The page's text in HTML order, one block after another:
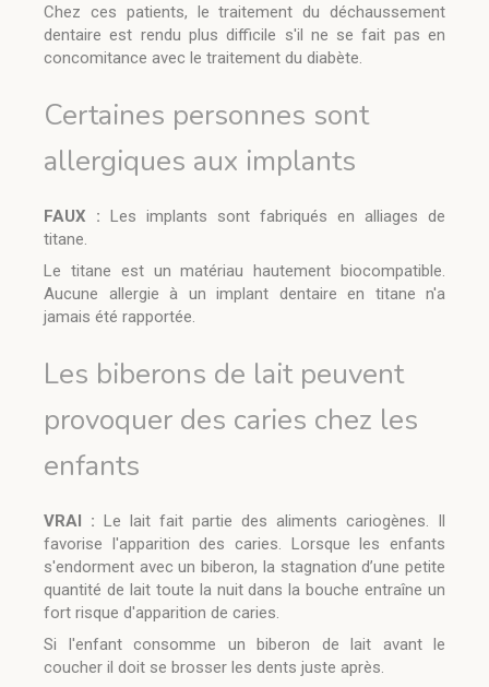
Chez ces patients, le traitement du déchaussement
dentaire est rendu plus difficile s'il ne se fait pas en
concomitance avec le traitement du diabète.
Certaines personnes sont
allergiques aux implants
FAUX : Les implants sont fabriqués en alliages de
titane.
Le titane est un matériau hautement biocompatible.
Aucune allergie à un implant dentaire en titane n'a
jamais été rapportée.
Les biberons de lait peuvent
provoquer des caries chez les
enfants
VRAI : Le lait fait partie des aliments cariogènes. Il
favorise l'apparition des caries. Lorsque les enfants
s'endorment avec un biberon, la stagnation d’une petite
quantité de lait toute la nuit dans la bouche entraîne un
fort risque d'apparition de caries.
Si l'enfant consomme un biberon de lait avant le
coucher il doit se brosser les dents juste après.